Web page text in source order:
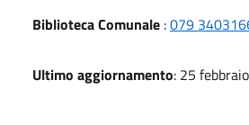
Biblioteca Comunale :079
Ultimo aggiornamento: 25